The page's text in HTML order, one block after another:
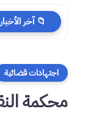
📁 آخر الأخبار
اجتهادات قضائية
محكمة